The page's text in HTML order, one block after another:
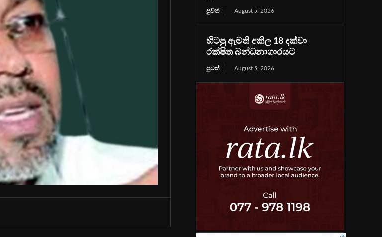
පුවත් August 5, 2026
හිටපු ඇමති අකිල 18 දක්වා
රක්ෂිත බන්ධනාගාරයට
පුවත් August 5, 2026